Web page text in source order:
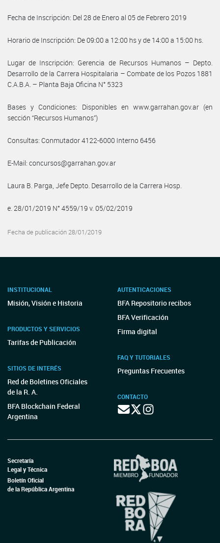
Fecha de Inscripción: Del 28 de Enero al 05 de Febrero 2019
Horario de Inscripción: De 09:00 a 12:00 hs y de 14:00 a 15:00 hs.
Lugar de Inscripción: Gerencia de Recursos Humanos – Depto.
Desarrollo de la Carrera Hospitalaria – Combate de los Pozos 1881
C.A.B.A. – Planta Baja Oficina N° 5323
Bases y Condiciones: Disponibles en www.garrahan.gov.ar (en
sección “Recursos Humanos”)
Consultas: Conmutador 4122-6000 Interno 6456
E-Mail: concursos@garrahan.gov.ar
Laura B. Parga, Jefe Depto. Desarrollo de la Carrera Hosp.
e. 28/01/2019 N° 4559/19 v. 05/02/2019
Fecha de publicación 28/01/2019
INSTITUCIONAL
Misión, Visión e Historia
PRODUCTOS Y SERVICIOS
Tarifas de Publicación
SITIOS DE INTERÉS
Red de Boletines Oficiales
de la R. A.
BFA Blockchain Federal
Argentina
AUTENTICACIONES
BFA Repositorio recibos
BFA Verificación
Firma digital
FAQ Y TUTORIALES
Preguntas Frecuentes
CONTACTO
Secretaría
Legal y Técnica
Boletín Oficial
de la República Argentina